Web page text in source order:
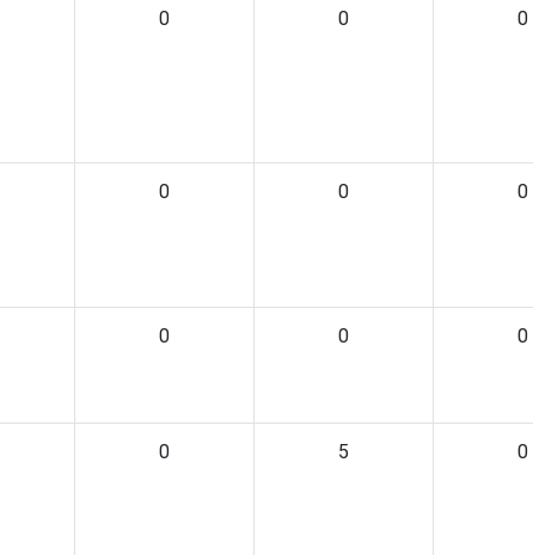
0 0 0
0 0 0
0 0 0
0 5 0